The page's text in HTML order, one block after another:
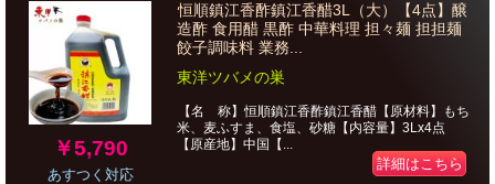
￥5,790
あすつく対応
恒順鎮江香酢鎮江香醋3L（大）【4点】醸
造酢 食用醋 黒酢 中華料理 担々麺 担担麺
餃子調味料 業務...
東洋ツバメの巣
【名 称】恒順鎮江香酢鎮江香醋【原材料】もち
米、麦ふすま、食塩、砂糖【内容量】3Lx4点
【原産地】中国【...
詳細はこちら